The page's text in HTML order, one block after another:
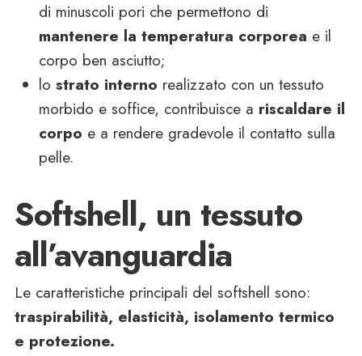
di minuscoli pori che permettono di
mantenere la temperatura corporea e il
corpo ben asciutto;
lo strato interno realizzato con un tessuto
morbido e soffice, contribuisce a riscaldare il
corpo e a rendere gradevole il contatto sulla
pelle.
Softshell, un tessuto
all’avanguardia
Le caratteristiche principali del softshell sono:
traspirabilità, elasticità, isolamento termico
e protezione.